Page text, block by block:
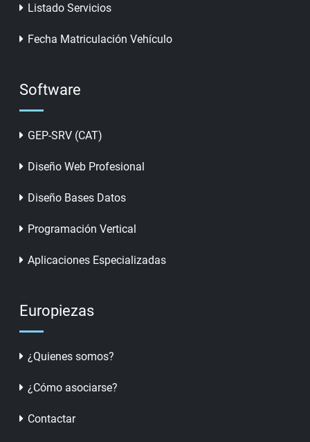
Listado Servicios
Fecha Matriculación Vehículo
Software
GEP-SRV (CAT)
Diseño Web Profesional
Diseño Bases Datos
Programación Vertical
Aplicaciones Especializadas
Europiezas
¿Quienes somos?
¿Cómo asociarse?
Contactar